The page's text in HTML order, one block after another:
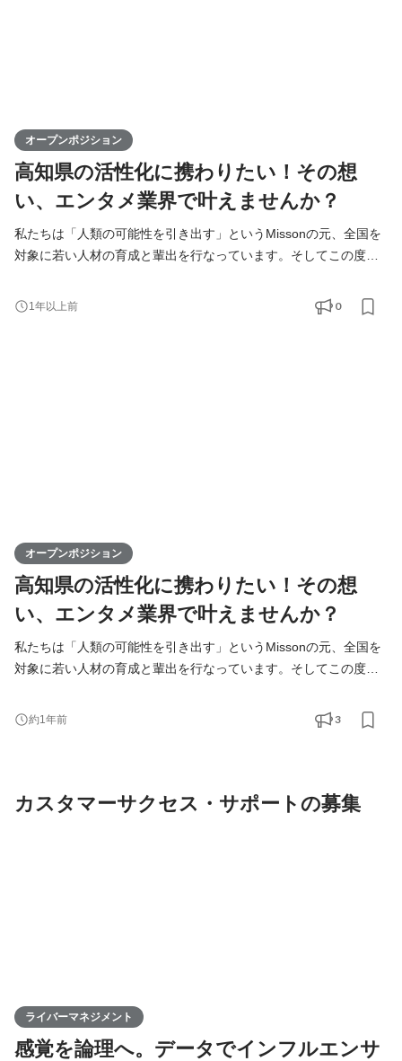
オープンポジション
高知県の活性化に携わりたい！その想
い、エンタメ業界で叶えませんか？
私たちは「人類の可能性を引き出す」というMissonの元、全国を
対象に若い人材の育成と輩出を行なっています。そしてこの度、
支社を通じて、地元企業との連携を図りながら地域の魅力を最大
限に活かし、地方から全国へと挑戦の輪を広げていきます。地方
1年以上前 0
オープンポジション
高知県の活性化に携わりたい！その想
い、エンタメ業界で叶えませんか？
私たちは「人類の可能性を引き出す」というMissonの元、全国を
対象に若い人材の育成と輩出を行なっています。そしてこの度、
支社を通じて、地元企業との連携を図りながら地域の魅力を最大
限に活かし、地方から全国へと挑戦の輪を広げていきます。地方
約1年前 3
カスタマーサクセス・サポートの募集
ライバーマネジメント
感覚を論理へ。データでインフルエンサ